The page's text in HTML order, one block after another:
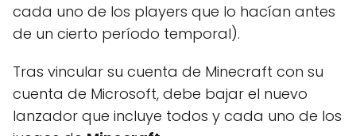
cada uno de los players que lo hacían antes
de un cierto período temporal).
Tras vincular su cuenta de Minecraft con su
cuenta de Microsoft, debe bajar el nuevo
lanzador que incluye todos y cada uno de los